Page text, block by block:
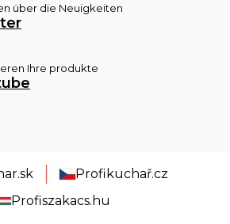
über die Neuigkeiten
Ihre produkte
Profikuchař.cz
Profiszakacs.hu